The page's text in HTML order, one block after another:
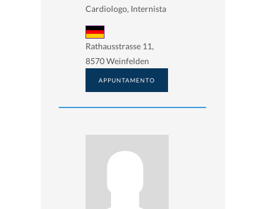
Cardiologo, Internista
Rathausstrasse 11,
8570 Weinfelden
APPUNTAMENTO